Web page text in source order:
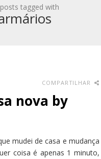
tagged with
COMPARTILHAR
nova by
mudei de casa e mudança
coisa é apenas 1 minuto,